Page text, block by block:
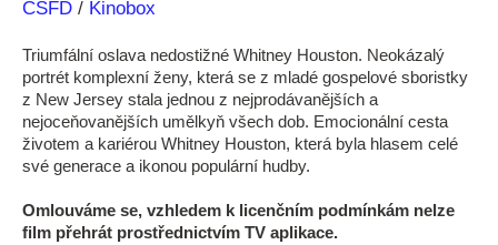
ČSFD / Kinobox
Triumfální oslava nedostižné Whitney Houston. Neokázalý
portrét komplexní ženy, která se z mladé gospelové sboristky
z New Jersey stala jednou z nejprodávanějších a
nejoceňovanějších umělkyň všech dob. Emocionální cesta
životem a kariérou Whitney Houston, která byla hlasem celé
své generace a ikonou populární hudby.
Omlouváme se, vzhledem k licenčním podmínkám nelze
film přehrát prostřednictvím TV aplikace.